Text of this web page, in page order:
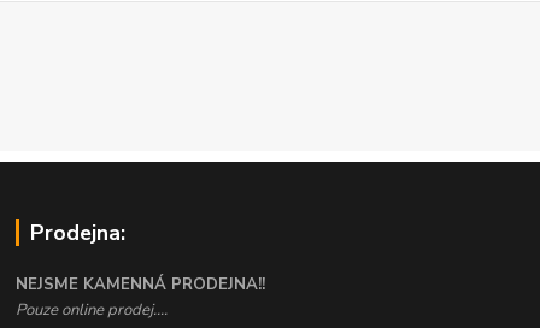
Prodejna:
NEJSME KAMENNÁ PRODEJNA!!
Pouze online prodej....